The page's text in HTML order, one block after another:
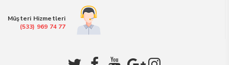
Müşteri Hizmetleri
(533) 969 74 77